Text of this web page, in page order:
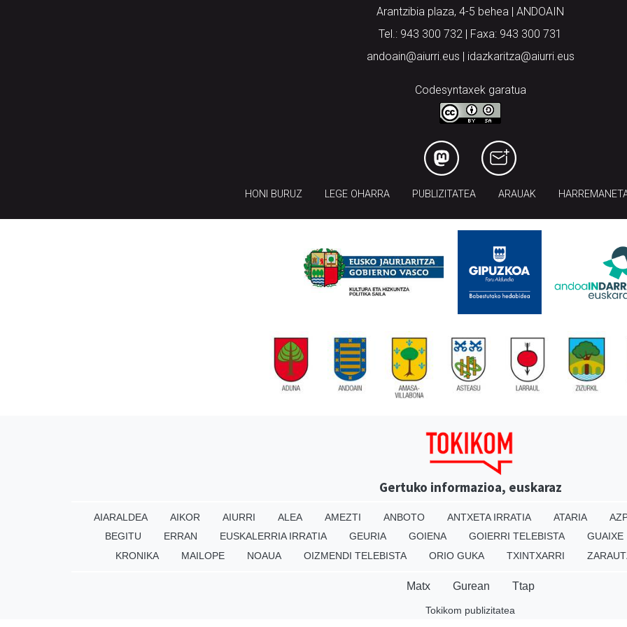
Arantzibia plaza, 4-5 behea | ANDOAIN
Tel.: 943 300 732 | Faxa: 943 300 731
andoain@aiurri.eus | idazkaritza@aiurri.eus
Codesyntaxek garatua
HONI BURUZ LEGE OHARRA PUBLIZITATEA ARAUAK
Gertuko informazioa, euskaraz
AIARALDEA AIKOR AIURRI ALEA AMEZTI ANBOTO ANTXETA IRRATIA ATARIA
BEGITU
ERRAN EUSKALERRIA IRRATIA GEURIA GOIENA GOIERRI TELEBISTA GUAIXE
KRONIKA
MAILOPE NOAUA OIZMENDI TELEBISTA ORIO GUKA TXINTXARRI
Matx Gurean Ttap
Tokikom publizitatea